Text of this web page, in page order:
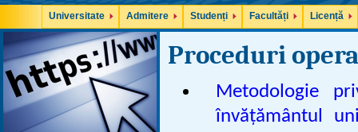
Universitate Admitere Studenți Facultăți Licență
Proceduri
Metodologie
învățământul